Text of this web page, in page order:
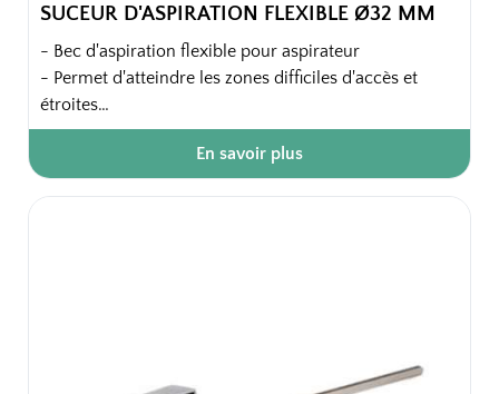
SUCEUR D'ASPIRATION FLEXIBLE Ø32 MM
- Bec d'aspiration flexible pour aspirateur
- Permet d'atteindre les zones difficiles d'accès et
étroites
- Compatible avec les flexibles Ø32 mm
- Conception robuste et légère
Domaine d'application : Grille de climatiseur, tête de
En savoir plus